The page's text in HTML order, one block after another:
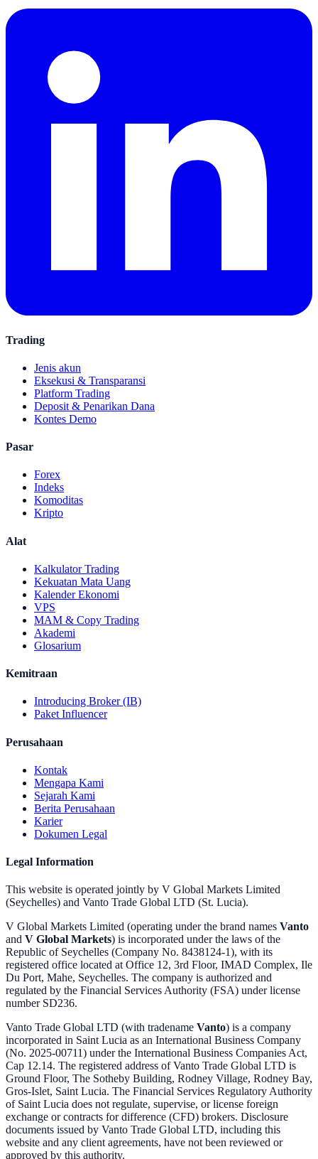
Trading
Jenis akun
Eksekusi & Transparansi
Platform Trading
Deposit & Penarikan Dana
Kontes Demo
Pasar
Forex
Indeks
Komoditas
Kripto
Alat
Kalkulator Trading
Kekuatan Mata Uang
Kalender Ekonomi
VPS
MAM & Copy Trading
Akademi
Glosarium
Kemitraan
Introducing Broker (IB)
Paket Influencer
Perusahaan
Kontak
Mengapa Kami
Sejarah Kami
Berita Perusahaan
Karier
Dokumen Legal
Legal Information
This website is operated jointly by V Global Markets Limited
(Seychelles) and Vanto Trade Global LTD (St. Lucia).
V Global Markets Limited (operating under the brand names Vanto
and V Global Markets) is incorporated under the laws of the
Republic of Seychelles (Company No. 8438124-1), with its
registered office located at Office 12, 3rd Floor, IMAD Complex, Ile
Du Port, Mahe, Seychelles. The company is authorized and
regulated by the Financial Services Authority (FSA) under license
number SD236.
Vanto Trade Global LTD (with tradename Vanto) is a company
incorporated in Saint Lucia as an International Business Company
(No. 2025-00711) under the International Business Companies Act,
Cap 12.14. The registered address of Vanto Trade Global LTD is
Ground Floor, The Sotheby Building, Rodney Village, Rodney Bay,
Gros-Islet, Saint Lucia. The Financial Services Regulatory Authority
of Saint Lucia does not regulate, supervise, or license foreign
exchange or contracts for difference (CFD) brokers. Disclosure
documents issued by Vanto Trade Global LTD, including this
website and any client agreements, have not been reviewed or
approved by this authority.